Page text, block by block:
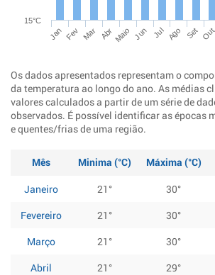
Jan Fev Mar Abr Maio Jun Jul Ago Set Out
15°C
Os dados apresentados representam o
da temperatura ao longo do ano. As médias
valores calculados a partir de um série de
observados. É possível identificar as épocas
e quentes/frias de uma região.
Mês Minima (°C) Máxima (°C)
Janeiro
21° 30°
Fevereiro
21° 30°
Março
21° 30°
Abril
21° 29°